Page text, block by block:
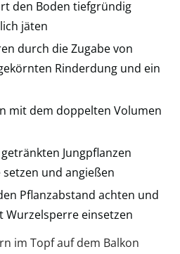
den Boden tiefgründig
jäten
durch die Zugabe von
Rinderdung und ein
mit dem doppelten Volumen
Jungpflanzen
und angießen
Pflanzabstand achten und
Wurzelsperre einsetzen
im Topf auf dem Balkon